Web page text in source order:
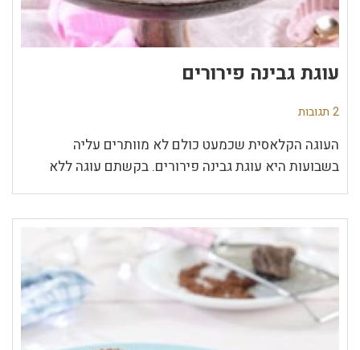
עוגת גבינה פירורים
2 תגובות
העוגה הקלאסית שכמעט כולם לא מוותרים עליה
בשבועות היא עוגת גבינה פירורים. בקשתם עוגה ללא